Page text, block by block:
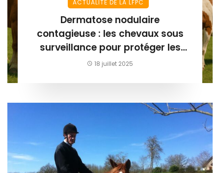
ACTUALITÉ DE LA LFPC
Dermatose nodulaire
contagieuse : les chevaux sous
surveillance pour protéger les
élevages bovins
18 juillet 2025